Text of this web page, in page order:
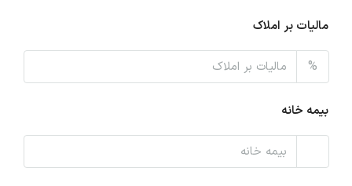
مالیات بر املاک
%
بیمه خانه